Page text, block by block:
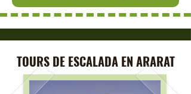
TOURS DE ESCALADA EN ARARAT